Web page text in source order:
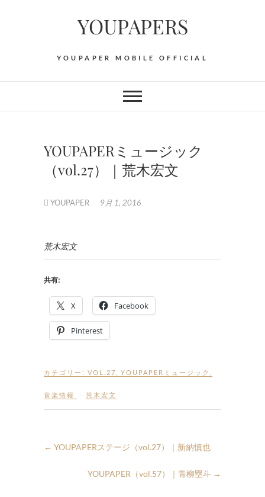
YOUPAPERS
YOUPAPER MOBILE OFFICIAL
YOUPAPERミュージック
（vol.27）｜荒木宏文
YOUPAPER 9月 1, 2016
荒木宏文
共有:
X Facebook
Pinterest
カテゴリー: VOL.27 YOUPAPERミュージック
音楽情報 荒木宏文
← YOUPAPERステージ（vol.27）｜新納慎也
YOUPAPER（vol.57）｜青柳塁斗 →